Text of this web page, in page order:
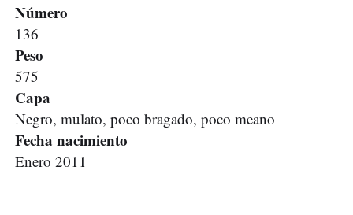
Número
136
Peso
575
Capa
Negro, mulato, poco bragado, poco meano
Fecha nacimiento
Enero 2011